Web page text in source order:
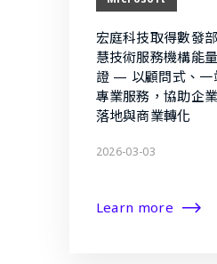
宏庭科技取得數發
慧技術服務機構能
證 — 以顧問式、一
專業服務，協助企
落地與商業轉化
2026-03-03
Learn more